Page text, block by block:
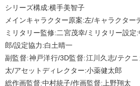
シリーズ構成:横手美智子
メインキャラクター原案:左/キャラクター
ミリタリー監修:二宮茂幸/ミリタリー設
郎/設定協力:白土晴一
副監督:神戸洋行/3D監督:江川久志/テク
太/アセットディレクター:小薬健太郎
総作画監督:中村統子/作画監督:上野翔太